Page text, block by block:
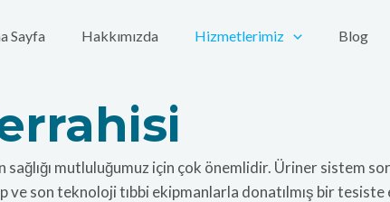
Sayfa Hakkımızda Hizmetlerimiz Blog
mutluluğumuz için çok önemlidir. Üriner sistem
son teknoloji tıbbi ekipmanlarla donatılmış bir tesiste